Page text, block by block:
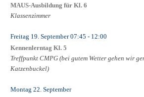
MAUS-Ausbildung für Kl. 6
Klassenzimmer
Freitag 19. September07:45 - 12:00
Kennenlerntag Kl. 5
Treffpunkt CMPG (bei gutem Wetter gehen wir
Katzenbuckel)
Montag 22. September